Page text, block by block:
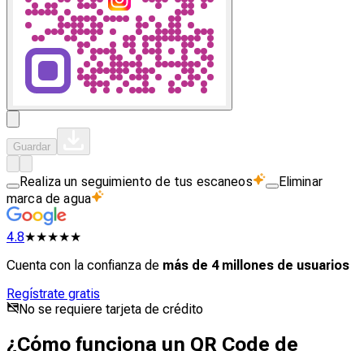
Guardar
Realiza un seguimiento de tus escaneos
Eliminar
marca de agua
4.8★★★★★
Cuenta con la confianza de más de 4 millones de usuarios
Regístrate gratis
No se requiere tarjeta de crédito
¿Cómo funciona un QR Code de